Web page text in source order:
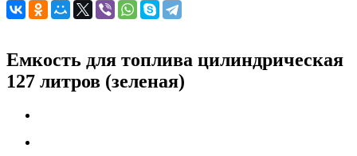
Емкость для топлива цилиндрическая
127 литров (зеленая)